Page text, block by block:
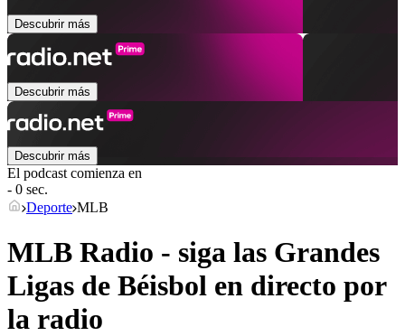
Descubrir más
Descubrir más
Descubrir más
El podcast comienza en
- 0 sec.
Deporte MLB
MLB Radio - siga las Grandes
Ligas de Béisbol en directo por
la radio